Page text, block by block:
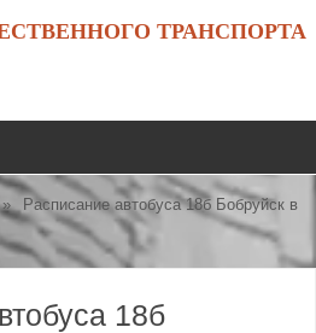
ТРАНСПОРТА
Расписание автобуса 18б Бобруйск в
18б